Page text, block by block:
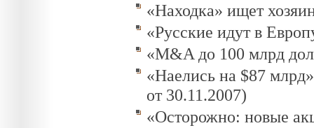
«Находка» ищет
«Русские идут в
«M&A до 100 млрд
«Наелись на $87
от 30.11.2007)
«Осторожно: новые